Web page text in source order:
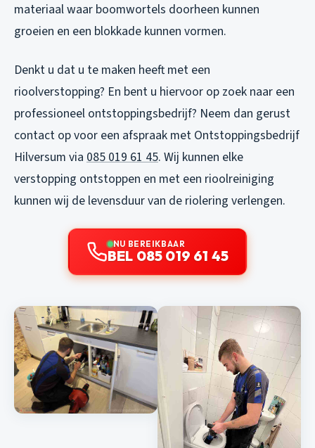
materiaal waar boomwortels doorheen kunnen
groeien en een blokkade kunnen vormen.
Denkt u dat u te maken heeft met een
rioolverstopping? En bent u hiervoor op zoek naar een
professioneel ontstoppingsbedrijf? Neem dan gerust
contact op voor een afspraak met Ontstoppingsbedrijf
Hilversum via 085 019 61 45. Wij kunnen elke
verstopping ontstoppen en met een rioolreiniging
kunnen wij de levensduur van de riolering verlengen.
NU BEREIKBAAR
BEL 085 019 61 45